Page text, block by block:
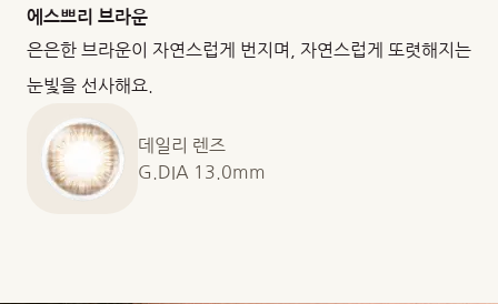
에스쁘리 브라운
은은한 브라운이 자연스럽게 번지며, 자연스럽게 또렷해지는
눈빛을 선사해요.
데일리 렌즈
G.DIA 13.0mm